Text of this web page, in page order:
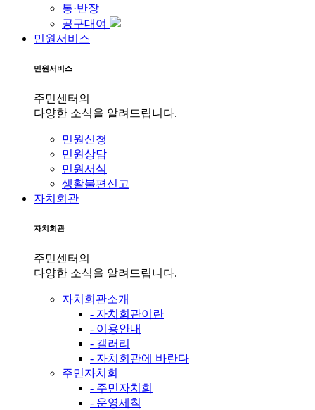
통·반장
공구대여
민원서비스
민원서비스
주민센터의
다양한 소식을 알려드립니다.
민원신청
민원상담
민원서식
생활불편신고
자치회관
자치회관
주민센터의
다양한 소식을 알려드립니다.
자치회관소개
- 자치회관이란
- 이용안내
- 갤러리
- 자치회관에 바란다
주민자치회
- 주민자치회
- 운영세칙